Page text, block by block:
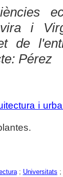
i
de
Pérez
i
; Universitats ;